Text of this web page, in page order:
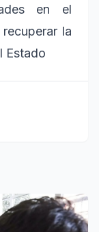
en el
la
Estado